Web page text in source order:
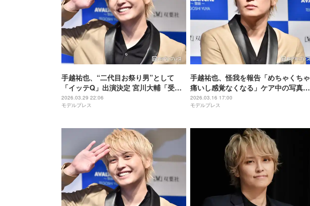
手越祐也、“二代目お祭り男”として
「イッテQ」出演決定 宮川大輔「受け
継いでくれるのはアイツしかいない」
予告に反響殺到
2026.03.29 22:06
モデルプレス
手越祐也、怪我を報告「めちゃくちゃ
痛いし感覚なくなる」ケア中の写真も
公開
2026.03.16 17:00
モデルプレス